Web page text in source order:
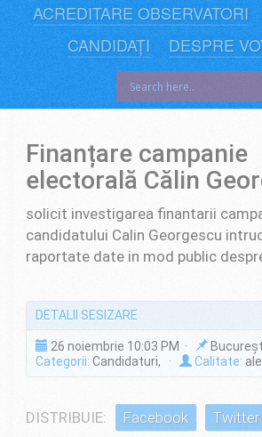
ACREDITARE OBSERVATORI
CANDIDAȚI
DESPRE
Finanțare campanie
electorală Călin
solicit investigarea finantarii
candidatului Calin Georgescu
raportate date in mod public
DETALII SESIZARE
26 noiembrie 10:03 PM ·
Categorii: Candidaturi, · Calitate:
DISTRIBUIE: Facebook Twitter